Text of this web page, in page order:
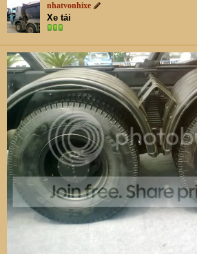
nhatvonhixe
Xe tải